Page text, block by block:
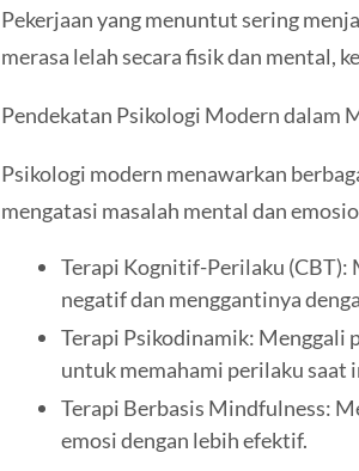
Pekerjaan yang menuntut sering
merasa lelah secara fisik dan mental,
Pendekatan Psikologi Modern dalam
Psikologi modern menawarkan
mengatasi masalah mental dan
Terapi Kognitif-Perilaku
negatif dan menggantinya
Terapi Psikodinamik: Menggali
untuk memahami perilaku saat
Terapi Berbasis Mindfulness:
emosi dengan lebih efektif.